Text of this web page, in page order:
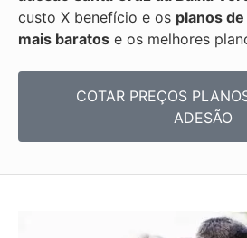
custo X benefício e os planos
mais baratos e os melhores
COTAR PREÇOS
ADESÃO